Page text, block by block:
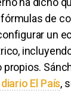
de
un
El País,